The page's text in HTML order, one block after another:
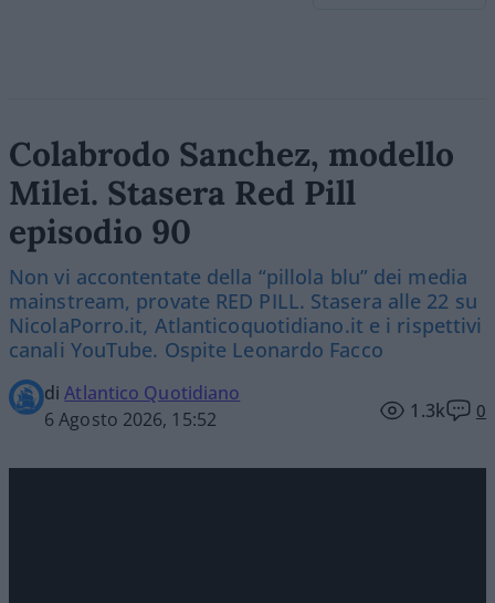
Colabrodo Sanchez, modello
Milei. Stasera Red Pill
episodio 90
Non vi accontentate della “pillola blu” dei media
mainstream, provate RED PILL. Stasera alle 22 su
NicolaPorro.it, Atlanticoquotidiano.it e i rispettivi
canali YouTube. Ospite Leonardo Facco
diAtlantico Quotidiano
6 Agosto 2026, 15:52
1.3k 0